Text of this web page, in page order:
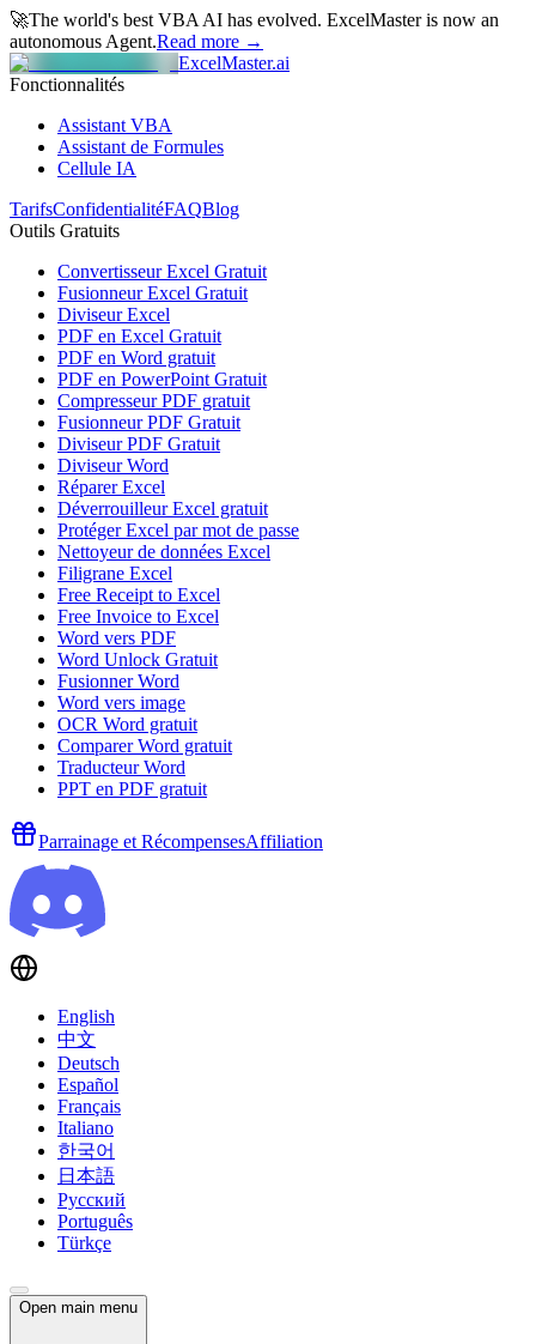
🚀The world's best VBA AI has evolved. ExcelMaster is now an
autonomous Agent.Read more →
ExcelMaster.ai
Fonctionnalités
Assistant VBA
Assistant de Formules
Cellule IA
TarifsConfidentialitéFAQBlog
Outils Gratuits
Convertisseur Excel Gratuit
Fusionneur Excel Gratuit
Diviseur Excel
PDF en Excel Gratuit
PDF en Word gratuit
PDF en PowerPoint Gratuit
Compresseur PDF gratuit
Fusionneur PDF Gratuit
Diviseur PDF Gratuit
Diviseur Word
Réparer Excel
Déverrouilleur Excel gratuit
Protéger Excel par mot de passe
Nettoyeur de données Excel
Filigrane Excel
Free Receipt to Excel
Free Invoice to Excel
Word vers PDF
Word Unlock Gratuit
Fusionner Word
Word vers image
OCR Word gratuit
Comparer Word gratuit
Traducteur Word
PPT en PDF gratuit
Parrainage et RécompensesAffiliation
English
中文
Deutsch
Español
Français
Italiano
한국어
日本語
Русский
Português
Türkçe
Open main menu